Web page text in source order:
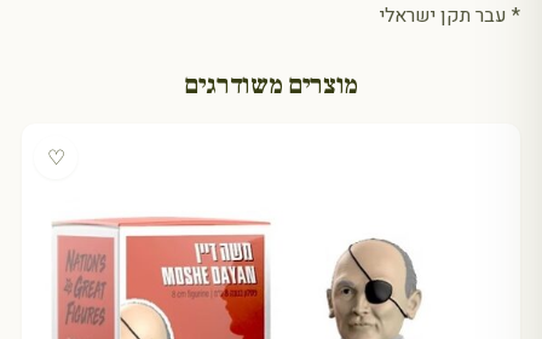
* עבר תקן ישראלי
מוצרים משודרגים
♡